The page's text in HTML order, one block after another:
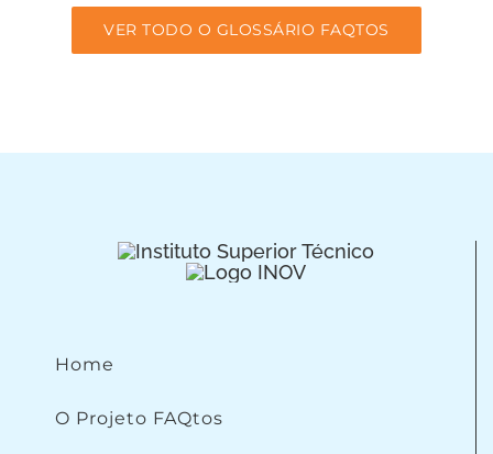
VER TODO O GLOSSÁRIO FAQTOS
Home
O Projeto FAQtos